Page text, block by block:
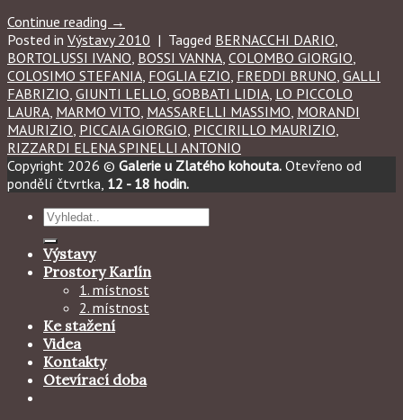
Continue reading →
Posted in Výstavy 2010 | Tagged BERNACCHI DARIO
BORTOLUSSI IVANO BOSSI VANNA COLOMBO GIORGIO
COLOSIMO STEFANIA FOGLIA EZIO FREDDI BRUNO GALLI
FABRIZIO GIUNTI LELLO GOBBATI LIDIA LO PICCOLO
LAURA MARMO VITO MASSARELLI MASSIMO MORANDI
MAURIZIO PICCAIA GIORGIO PICCIRILLO MAURIZIO
RIZZARDI ELENA SPINELLI ANTONIO
Copyright 2026 © Galerie u Zlatého kohouta. Otevřeno od
pondělí čtvrtka, 12 - 18 hodin.
Hledat:
Výstavy
Prostory Karlín
1. místnost
2. místnost
Ke stažení
Videa
Kontakty
Otevírací doba